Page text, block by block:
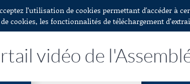
l’utilisation de cookies permettant d'accéder à
cookies, les fonctionnalités de téléchargement
vidéo de